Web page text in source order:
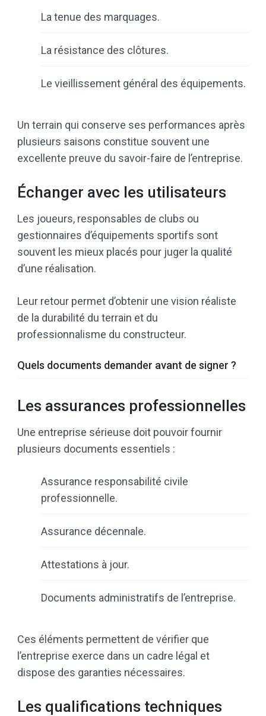
La tenue des marquages.
La résistance des clôtures.
Le vieillissement général des équipements.
Un terrain qui conserve ses performances après
plusieurs saisons constitue souvent une
excellente preuve du savoir-faire de l’entreprise.
Échanger avec les utilisateurs
Les joueurs, responsables de clubs ou
gestionnaires d’équipements sportifs sont
souvent les mieux placés pour juger la qualité
d’une réalisation.
Leur retour permet d’obtenir une vision réaliste
de la durabilité du terrain et du
professionnalisme du constructeur.
Quels documents demander avant de signer ?
Les assurances professionnelles
Une entreprise sérieuse doit pouvoir fournir
plusieurs documents essentiels :
Assurance responsabilité civile
professionnelle.
Assurance décennale.
Attestations à jour.
Documents administratifs de l’entreprise.
Ces éléments permettent de vérifier que
l’entreprise exerce dans un cadre légal et
dispose des garanties nécessaires.
Les qualifications techniques